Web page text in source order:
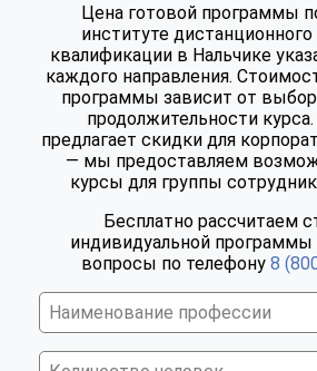
Цена готовой программы
институте
квалификации в Нальчике
каждого направления.
программы зависит от
продолжительности
предлагает скидки для
— мы предоставляем
курсы для группы
Бесплатно рассчитаем
индивидуальной
вопросы по телефону 8